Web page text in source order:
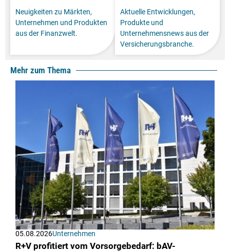
Neuigkeiten zu Märkten,
Unternehmen und Produkten
aus der Finanzwelt.
Aktuelle Entwicklungen,
Produkte und
Unternehmensnews aus der
Versicherungsbranche.
Mehr zum Thema
05.08.2026Unternehmen
R+V profitiert vom Vorsorgebedarf: bAV-